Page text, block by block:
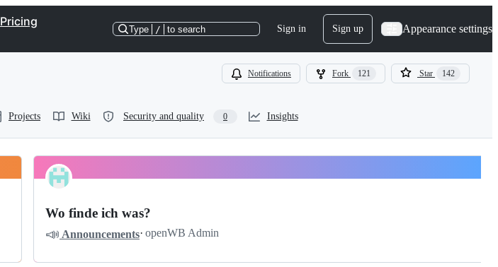
Pricing
Type / to search Sign in Sign up Appearance settings
Notifications Fork 121 Star 142
Projects Wiki Security and quality 0 Insights
Wo finde ich was?
📣 Announcements· openWB Admin